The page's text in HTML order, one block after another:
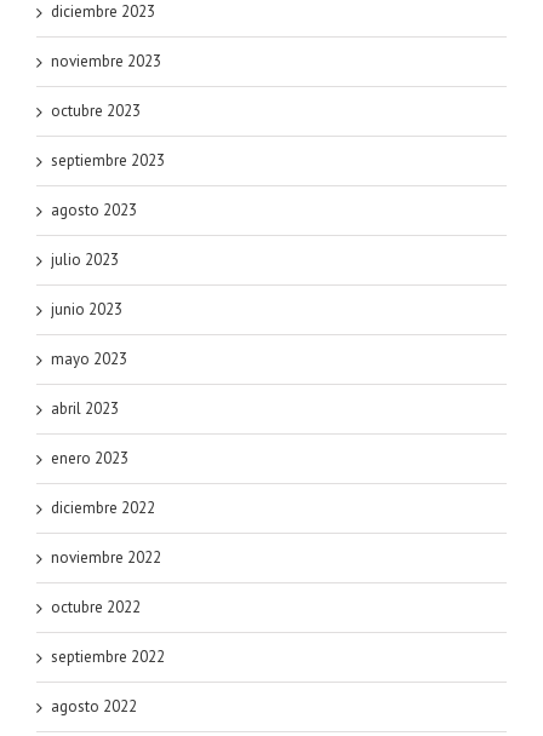
diciembre 2023
noviembre 2023
octubre 2023
septiembre 2023
agosto 2023
julio 2023
junio 2023
mayo 2023
abril 2023
enero 2023
diciembre 2022
noviembre 2022
octubre 2022
septiembre 2022
agosto 2022